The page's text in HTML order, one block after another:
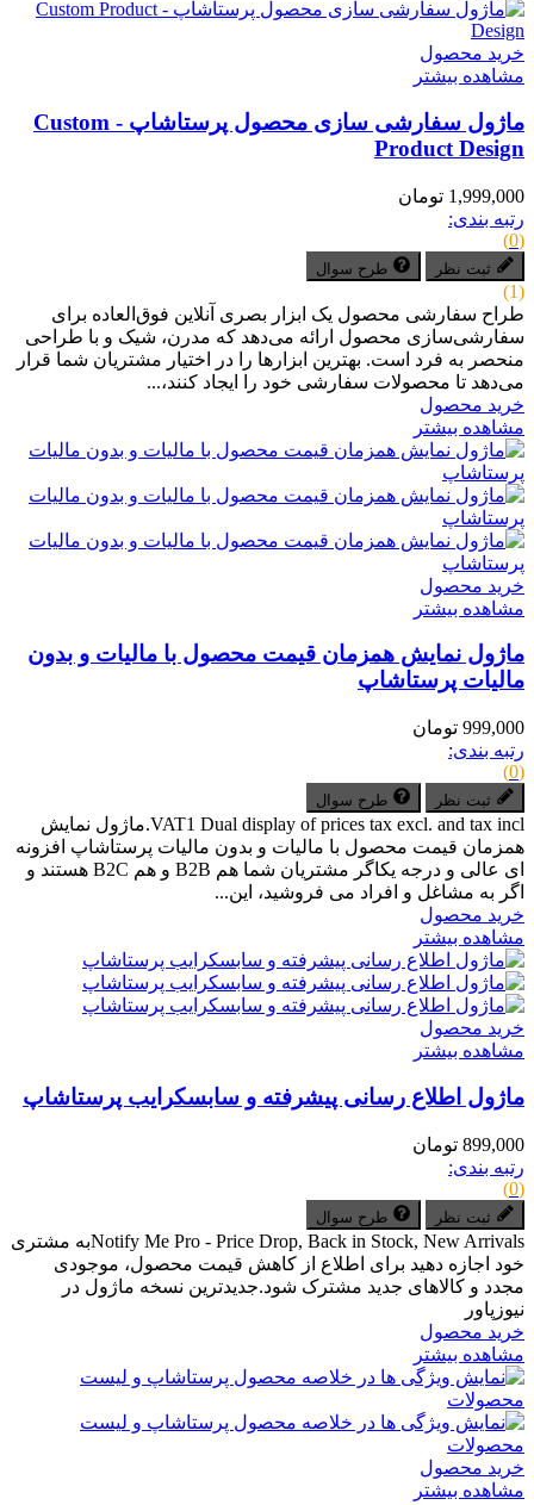
خرید محصول
مشاهده بیشتر
ماژول سفارشی سازی محصول پرستاشاپ - Custom
Product Design
1,999,000 تومان
رتبه بندی:
(0)
ثبت نظر طرح سوال
(1)
طراح سفارشی محصول یک ابزار بصری آنلاین فوق‌العاده برای
سفارشی‌سازی محصول ارائه می‌دهد که مدرن، شیک و با طراحی
منحصر به فرد است. بهترین ابزارها را در اختیار مشتریان شما قرار
می‌دهد تا محصولات سفارشی خود را ایجاد کنند،...
خرید محصول
مشاهده بیشتر
خرید محصول
مشاهده بیشتر
ماژول نمایش همزمان قیمت محصول با مالیات و بدون
مالیات پرستاشاپ
999,000 تومان
رتبه بندی:
(0)
ثبت نظر طرح سوال
VAT1 Dual display of prices tax excl. and tax incl.ماژول نمایش
همزمان قیمت محصول با مالیات و بدون مالیات پرستاشاپ افزونه
ای عالی و درجه یکاگر مشتریان شما هم B2B و هم B2C هستند و
اگر به مشاغل و افراد می فروشید، این...
خرید محصول
مشاهده بیشتر
خرید محصول
مشاهده بیشتر
ماژول اطلاع رسانی پیشرفته و سابسکرایب پرستاشاپ
899,000 تومان
رتبه بندی:
(0)
ثبت نظر طرح سوال
Notify Me Pro - Price Drop, Back in Stock, New Arrivalsبه مشتری
خود اجازه دهید برای اطلاع از کاهش قیمت محصول، موجودی
مجدد و کالاهای جدید مشترک شود.جدیدترین نسخه ماژول در
نیوزپاور
خرید محصول
مشاهده بیشتر
خرید محصول
مشاهده بیشتر